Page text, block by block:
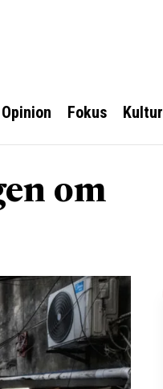
Opinion Fokus Kultur
om